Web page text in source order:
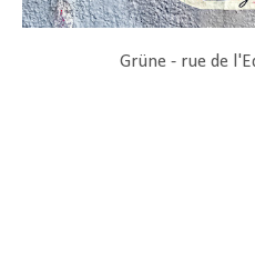
Grüne - rue de